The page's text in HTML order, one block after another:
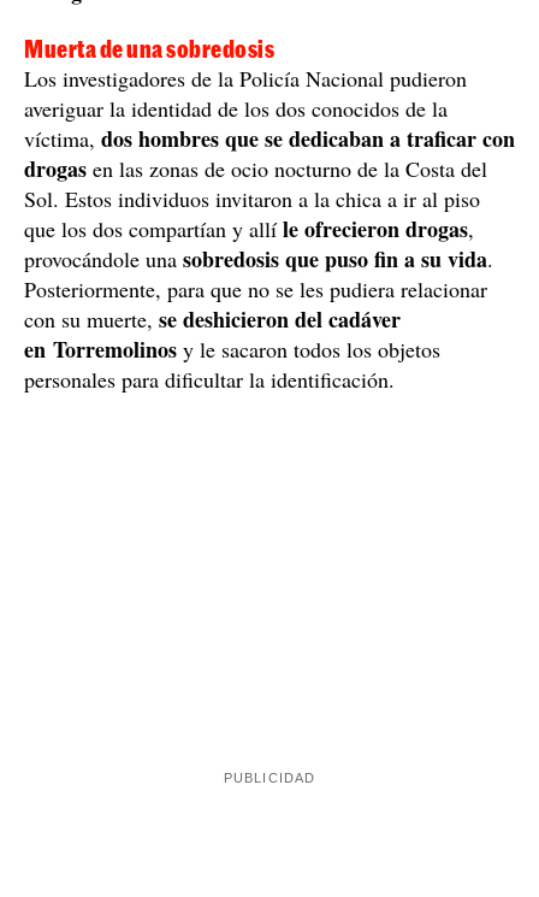
Muerta de una sobredosis
Los investigadores de la Policía Nacional pudieron
averiguar la identidad de los dos conocidos de la
víctima, dos hombres que se dedicaban a traficar con
drogas en las zonas de ocio nocturno de la Costa del
Sol. Estos individuos invitaron a la chica a ir al piso
que los dos compartían y allí le ofrecieron drogas,
provocándole una sobredosis que puso fin a su vida.
Posteriormente, para que no se les pudiera relacionar
con su muerte, se deshicieron del cadáver
en Torremolinos y le sacaron todos los objetos
personales para dificultar la identificación.